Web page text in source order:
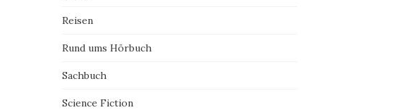
Reisen
Rund ums Hörbuch
Sachbuch
Science Fiction